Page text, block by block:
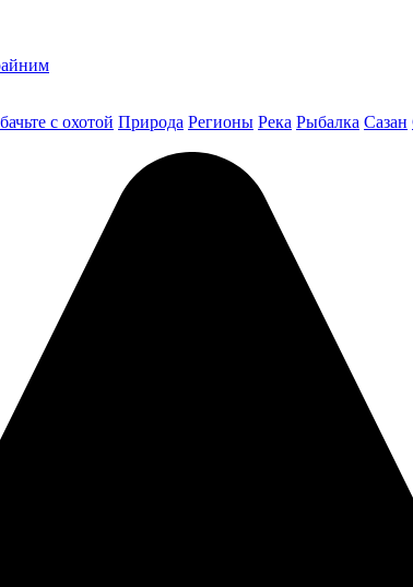
с охотой Природа Регионы Река Рыбалка Сазан